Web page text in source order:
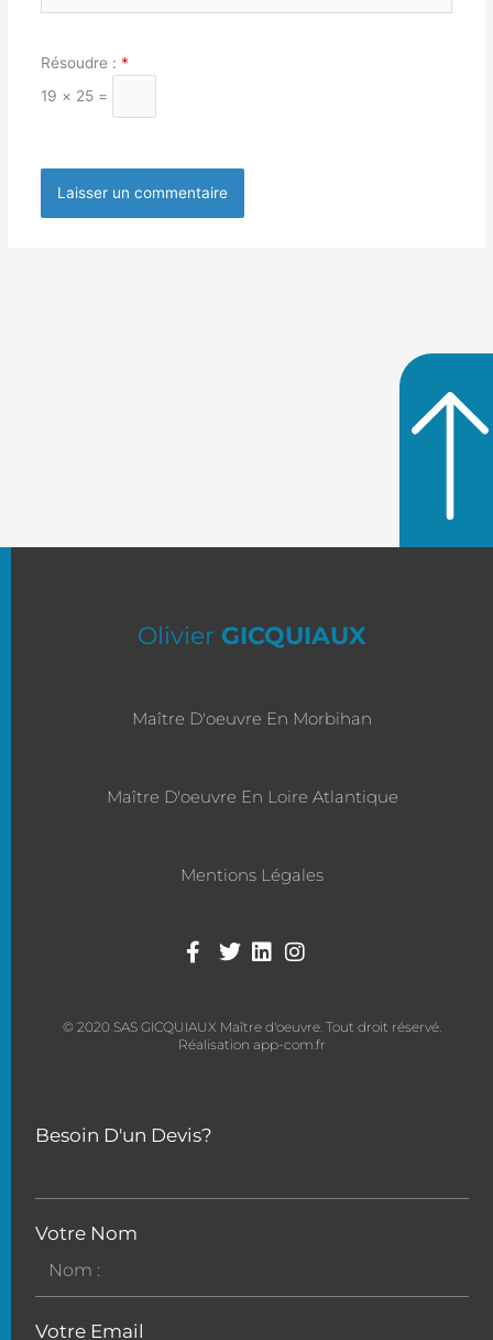
Résoudre : *
19 × 25 =
Olivier GICQUIAUX
Maître D'oeuvre En Morbihan
Maître D'oeuvre En Loire Atlantique
Mentions Légales
© 2020 SAS GICQUIAUX Maître d'oeuvre. Tout droit réservé.
Réalisation app-com.fr
Besoin D'un Devis?
Votre Nom
Votre Email